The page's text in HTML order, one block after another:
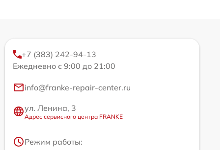
+7 (383) 242-94-13
Ежедневно с 9:00 до 21:00
info@franke-repair-center.ru
ул. Ленина, 3
Адрес сервисного центра FRANKE
Режим работы: